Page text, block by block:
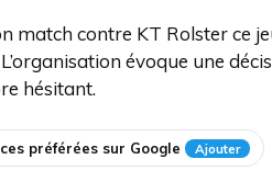
match contre KT Rolster ce
évoque une
hésitant.
préférées sur Google Ajouter